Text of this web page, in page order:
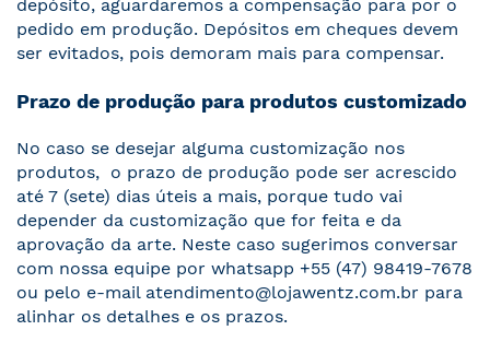
depósito, aguardaremos a compensação para por o
pedido em produção. Depósitos em cheques devem
ser evitados, pois demoram mais para compensar.
Prazo de produção para produtos customizado
No caso se desejar alguma customização nos
produtos, o prazo de produção pode ser acrescido
até 7 (sete) dias úteis a mais, porque tudo vai
depender da customização que for feita e da
aprovação da arte. Neste caso sugerimos conversar
com nossa equipe por whatsapp +55 (47) 98419-7678
ou pelo e-mail atendimento@lojawentz.com.br para
alinhar os detalhes e os prazos.